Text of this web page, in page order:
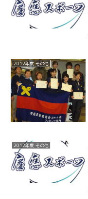
2012年度 その他
2012年度 その他